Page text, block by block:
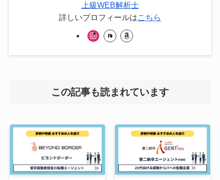
上級WEB解析士
詳しいプロフィールはこちら
この記事も読まれています